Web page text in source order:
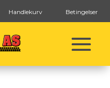
Handlekurv Betingelser